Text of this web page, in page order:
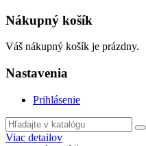
Nákupný košík
Váš nákupný košík je prázdny.
Nastavenia
Prihlásenie
Viac detailov